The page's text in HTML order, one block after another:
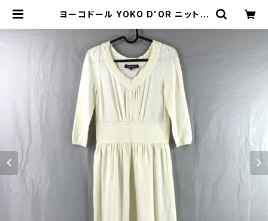
ヨーコドール YOKO D'OR ニットワ
62 | Ethical Store